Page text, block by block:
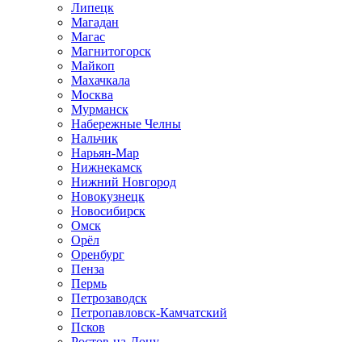
Липецк
Магадан
Магас
Магнитогорск
Майкоп
Махачкала
Москва
Мурманск
Набережные Челны
Нальчик
Нарьян-Мар
Нижнекамск
Нижний Новгород
Новокузнецк
Новосибирск
Омск
Орёл
Оренбург
Пенза
Пермь
Петрозаводск
Петропавловск-Камчатский
Псков